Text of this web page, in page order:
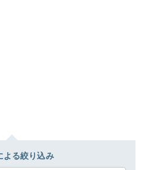
よる絞り込み